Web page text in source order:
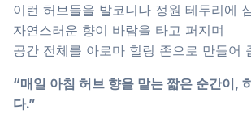
이런 허브들을 발코니나 정원 테두리에
자연스러운 향이 바람을 타고 퍼지며
공간 전체를 아로마 힐링 존으로 만들어
“매일 아침 허브 향을 맡는 짧은 순간이,
다.”